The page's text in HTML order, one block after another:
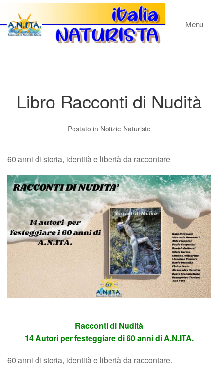
Menu
Libro Racconti di Nudità
Postato in Notizie Naturiste
60 anni di storia, identità e libertà da raccontare
Racconti di Nudità
14 Autori per festeggiare di 60 anni di A.N.ITA.
60 anni di storia, identità e libertà da raccontare.